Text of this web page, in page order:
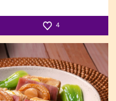
4